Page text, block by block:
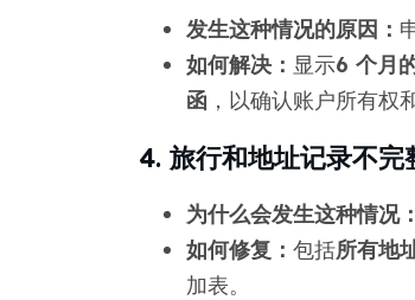
发生这种情况的原因：
如何解决： 显示6 个月
函 ，以确认账户所有权
4. 旅行和地址记录不完
为什么会发生这种情况：
如何修复： 包括所有地
加表。